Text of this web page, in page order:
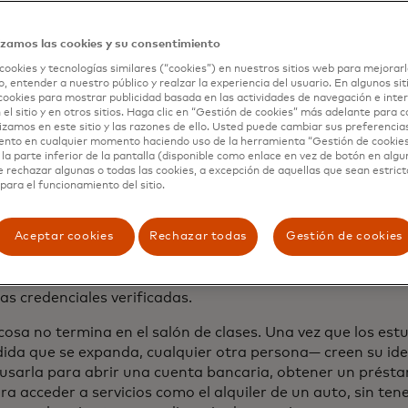
en línea, se estuvo acumulando durante años, pero
la banca móvil hasta las citas médicas virtuales y el
que la pandemia se prolongue, la necesidad de
y las encuestas muestran que las herramientas que
llegaron para quedar, y la necesidad de confianza
solo aumentará en todas partes del mundo.
la de Deakin, en la que los estudiantes emplean la
y verificar su identidad digital. De esta forma, pueden
antes de realizar importantes exámenes nacionales
empleando la red de identificación de Mastercard,
credenciales verificadas.
no termina en el salón de clases. Una vez que los
que se expanda, cualquier otra persona— creen su
para abrir una cuenta bancaria, obtener un
acceder a servicios como el alquiler de un auto, sin
las cookies y su consentimiento
y tecnologías similares (“cookies”) en nuestros sitios web para
entender a nuestro público y realzar la experiencia del usuario. En algunos
para mostrar publicidad basada en las actividades de navegación e
el sitio y en otros sitios. Haga clic en “Gestión de cookies” más adelante para
en este sitio y las razones de ello. Usted puede cambiar sus
en cualquier momento haciendo uso de la herramienta “Gestión de
la parte inferior de la pantalla (disponible como enlace en vez de botón en
rechazar algunas o todas las cookies, a excepción de aquellas que sean
el funcionamiento del sitio.
Aceptar cookies Rechazar todas Gestión de cookies